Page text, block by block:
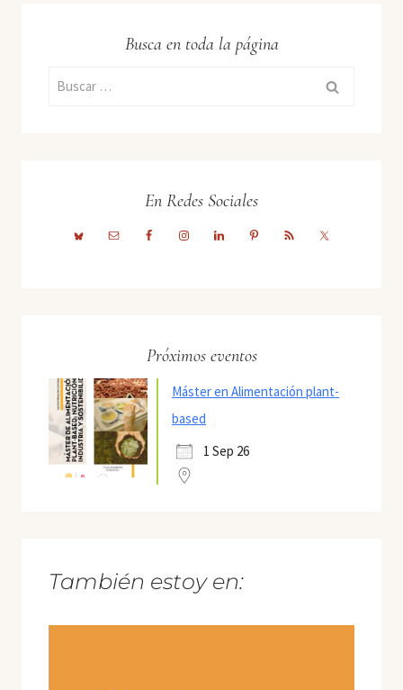
Busca en toda la página
Buscar:
En Redes Sociales
Próximos eventos
Máster en Alimentación plant-
based
1 Sep 26
También estoy en: